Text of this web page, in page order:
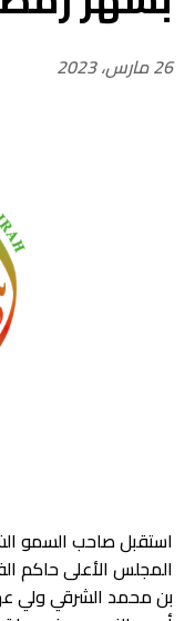
26 مارس، 2023
استقبل صاحب السمو
المجلس الأعلى حاكم
بن محمد الشرقي ولي